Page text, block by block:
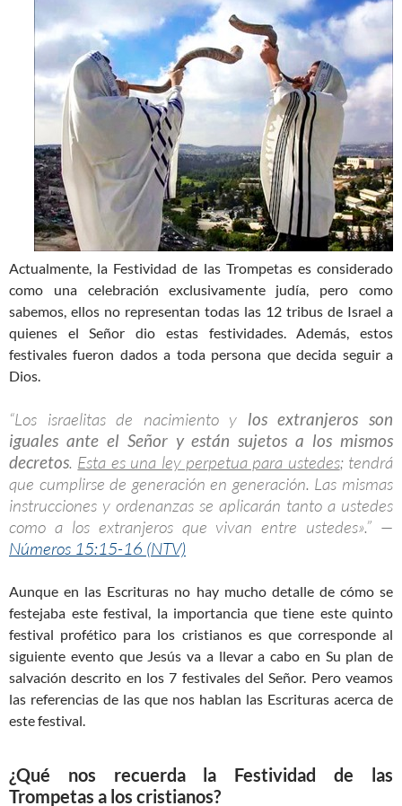
Actualmente, la Festividad de las Trompetas es considerado
como una celebración exclusivamente judía, pero como
sabemos, ellos no representan todas las 12 tribus de Israel a
quienes el Señor dio estas festividades. Además, estos
festivales fueron dados a toda persona que decida seguir a
Dios.
“Los israelitas de nacimiento y los extranjeros son
iguales ante el Señor y están sujetos a los mismos
decretos. Esta es una ley perpetua para ustedes; tendrá
que cumplirse de generación en generación. Las mismas
instrucciones y ordenanzas se aplicarán tanto a ustedes
como a los extranjeros que vivan entre ustedes».” —
Números 15:15-16 (NTV)
Aunque en las Escrituras no hay mucho detalle de cómo se
festejaba este festival, la importancia que tiene este quinto
festival profético para los cristianos es que corresponde al
siguiente evento que Jesús va a llevar a cabo en Su plan de
salvación descrito en los 7 festivales del Señor. Pero veamos
las referencias de las que nos hablan las Escrituras acerca de
este festival.
¿Qué nos recuerda la Festividad de las
Trompetas a los cristianos?